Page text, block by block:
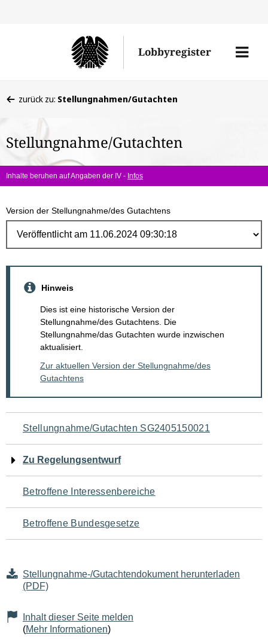
Lobbyregister
Menü
befinden
hier:
zurück zu: Stellungnahmen/Gutachten
Stellungnahme/Gutachten
Inhalte beruhen auf Angaben der IV - Infos
Version der Stellungnahme/des Gutachtens
Hinweis
Dies ist eine historische Version der
Stellungnahme/des Gutachtens. Die
Stellungnahme/das Gutachten wurde inzwischen
aktualisiert.
Zur aktuellen Version der Stellungnahme/des
Gutachtens
Navigation
für
den
Seiteninhalt
Stellungnahme/Gutachten SG2405150021
Zu Regelungsentwurf
Betroffene Interessenbereiche
Betroffene Bundesgesetze
Stellungnahme-/Gutachtendokument herunterladen
(PDF)
Inhalt dieser Seite melden
(Mehr Informationen)